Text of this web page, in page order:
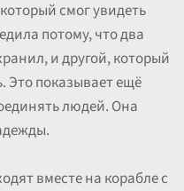
смог увидеть
потому, что два
и другой, который
Это показывает ещё
людей. Она
вместе на корабле с